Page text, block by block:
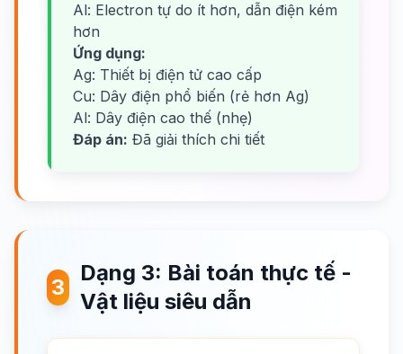
Al: Electron tự do ít hơn, dẫn điện kém
hơn
Ứng dụng:
Ag: Thiết bị điện tử cao cấp
Cu: Dây điện phổ biến (rẻ hơn Ag)
Al: Dây điện cao thế (nhẹ)
Đáp án: Đã giải thích chi tiết
3
Dạng 3: Bài toán thực tế -
Vật liệu siêu dẫn